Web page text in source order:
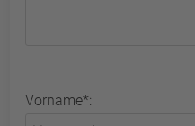
Vorname*: